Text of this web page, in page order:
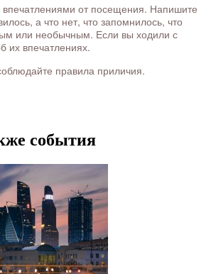
впечатлениями от посещения. Напишите
а что нет, что запомнилось, что
или необычным. Если вы ходили с
их впечатлениях.
правила приличия.
события